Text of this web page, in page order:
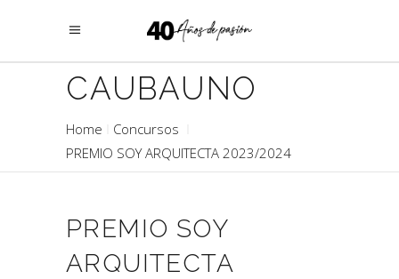
CAUBAUNO
Home
Concursos
PREMIO SOY ARQUITECTA 2023/2024
PREMIO SOY
ARQUITECTA